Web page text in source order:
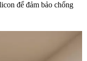
để đảm bảo chống